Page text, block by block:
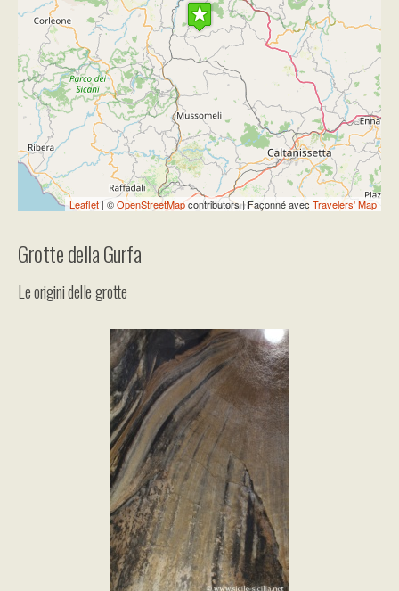
Travelers' Map is loading...
If you see this after your page is
loaded completely, leafletJS files are
missing.
Leaflet | ©OpenStreetMapcontributors | Façonné avec Travelers' Map
Grotte della Gurfa
Le origini delle grotte